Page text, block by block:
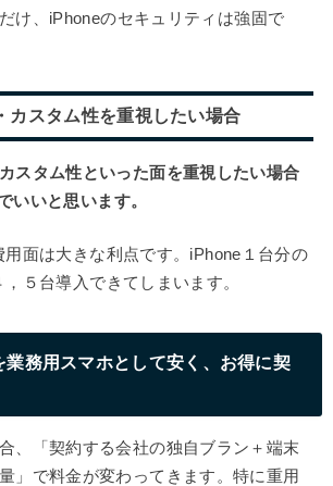
け、iPhoneのセキュリティは強固で
カスタム性を重視したい場合
スタム性といった面を重視したい場合
いいと思います。
面は大きな利点です。iPhone１台分の
５台導入できてしまいます。
務用スマホとして安く、お得に契
、「契約する会社の独自ブラン＋端末
」で料金が変わってきます。特に重用